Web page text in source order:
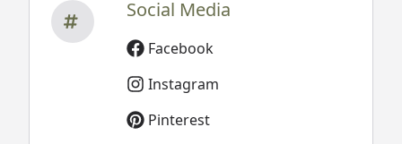
Social Media
Facebook
Instagram
Pinterest